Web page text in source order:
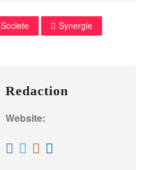
Societe Synergie
Redaction
Website: